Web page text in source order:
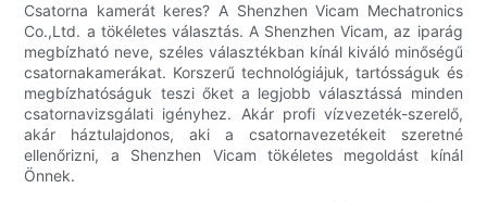
Csatorna kamerát keres? A Shenzhen Vicam Mechatronics
Co.,Ltd. a tökéletes választás. A Shenzhen Vicam, az iparág
megbízható neve, széles választékban kínál kiváló minőségű
csatornakamerákat. Korszerű technológiájuk, tartósságuk és
megbízhatóságuk teszi őket a legjobb választássá minden
csatornavizsgálati igényhez. Akár profi vízvezeték-szerelő,
akár háztulajdonos, aki a csatornavezetékeit szeretné
ellenőrizni, a Shenzhen Vicam tökéletes megoldást kínál
Önnek.